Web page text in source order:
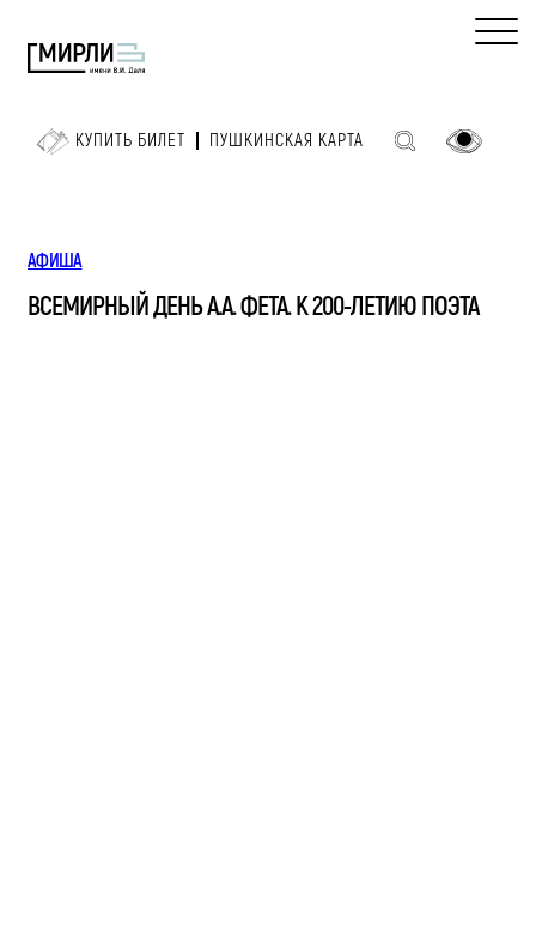
КУПИТЬ БИЛЕТ ПУШКИНСКАЯ КАРТА
АФИША
ВСЕМИРНЫЙ ДЕНЬ А.А. ФЕТА. К 200-ЛЕТИЮ ПОЭТА